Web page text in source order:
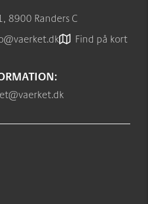
8900 Randers C
Find på kort